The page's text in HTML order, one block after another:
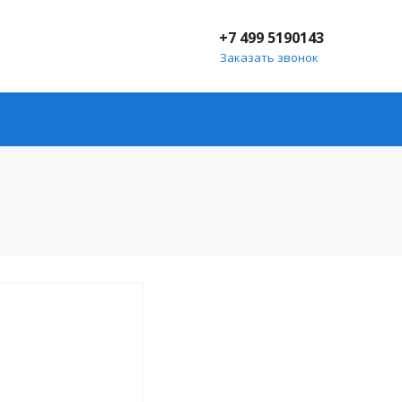
+7 499 5190143
Заказать звонок